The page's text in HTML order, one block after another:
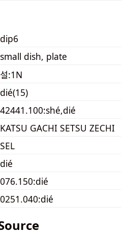
dip6
small dish, plate
설:1N
dié(15)
42441.100:shé,dié
KATSU GACHI SETSU ZECHI
SEL
dié
076.150:dié
0251.040:dié